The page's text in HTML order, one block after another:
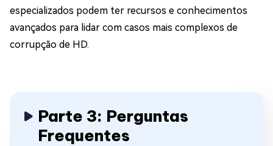
especializados podem ter recursos e conhecimentos
avançados para lidar com casos mais complexos de
corrupção de HD.
Parte 3: Perguntas
Frequentes